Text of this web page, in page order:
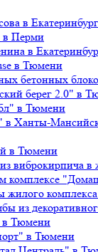
в
в Перми
в
в Тюмени
бетонных
берег 2.0" в
в Тюмени
в Ханты-
в Тюмени
виброкирпича
комплексе
жилого
из
в Тюмени
в Тюмени